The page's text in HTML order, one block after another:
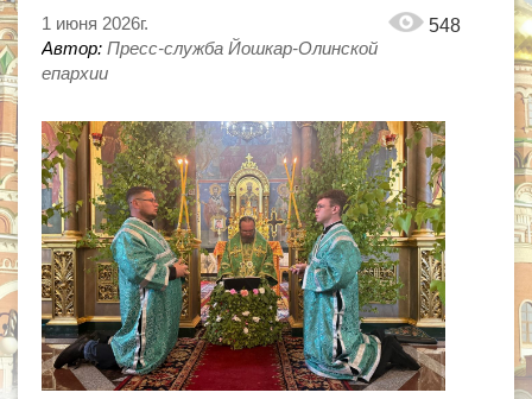
548
1 июня 2026г.
Автор: Пресс-служба Йошкар-Олинской
епархии